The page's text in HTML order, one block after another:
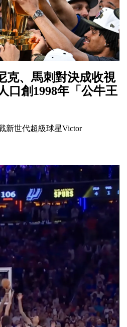
克、馬刺對決成收視
口創1998年「公牛王
新世代超級球星Victor